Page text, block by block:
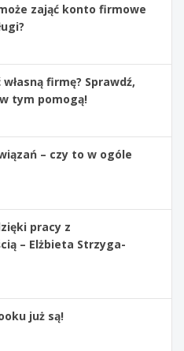
zająć konto firmowe
własną firmę? Sprawdź,
tym pomogą!
– czy to w ogóle
pracy z
– Elżbieta Strzyga-
już są!